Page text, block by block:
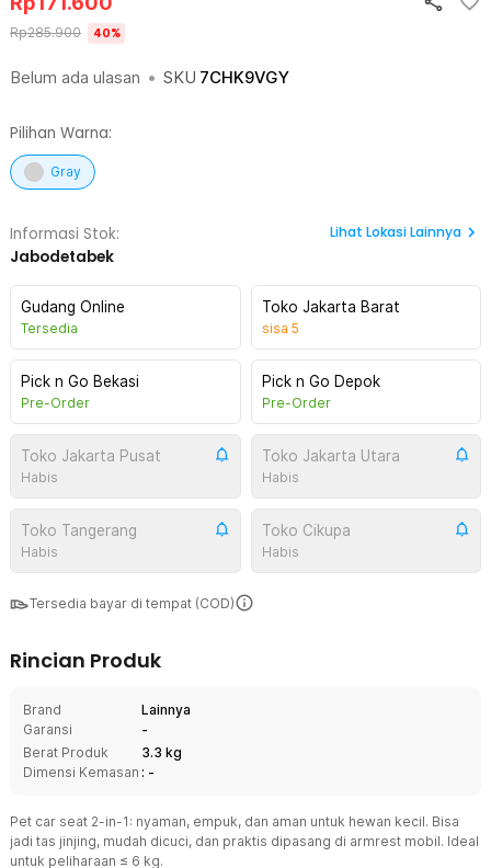
Belum ada ulasan • SKU 7CHK9VGY
Rp285.900 40%
Pilihan Warna:
Gray
Informasi Stok:
Jabodetabek
Lihat Lokasi Lainnya
Gudang Online
Tersedia
Toko Jakarta Barat
sisa 5
Pick n Go Bekasi
Pre-Order
Pick n Go Depok
Pre-Order
Toko Jakarta Pusat
Habis
Toko Jakarta Utara
Habis
Toko Tangerang
Habis
Toko Cikupa
Habis
Tersedia bayar di tempat (COD)
Rincian Produk
Brand
Lainnya
Garansi
-
Berat Produk
3.3 kg
Dimensi Kemasan : -
Pet car seat 2-in-1: nyaman, empuk, dan aman untuk hewan kecil. Bisa
jadi tas jinjing, mudah dicuci, dan praktis dipasang di armrest mobil. Ideal
untuk peliharaan ≤ 6 kg.